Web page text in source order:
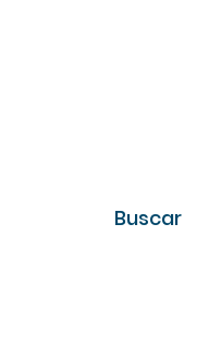
Buscar
Buscar